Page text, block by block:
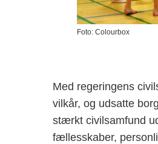
Foto: Colourbox
Med regeringens
vilkår, og udsatte
stærkt civilsamfund
fællesskaber,